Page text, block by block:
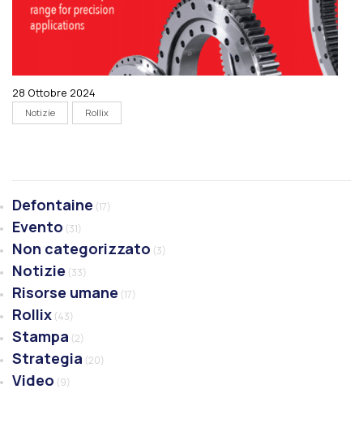
28 Ottobre 2024
Notizie Rollix
Defontaine (17)
Evento (31)
Non categorizzato (3)
Notizie (33)
Risorse umane (17)
Rollix (43)
Stampa (2)
Strategia (20)
Video (9)